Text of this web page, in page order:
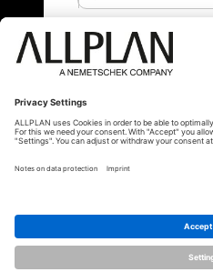
© ALLPLAN Deutschland GmbH
Group